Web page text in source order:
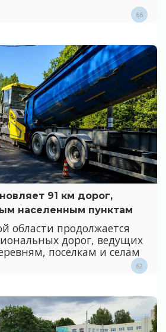
66
91 км дорог,
населенным пунктам
области продолжается
дорог, ведущих
поселкам и селам
62